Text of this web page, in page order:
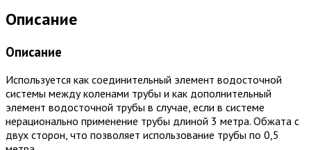
Описание
Описание
Используется как соединительный элемент водосточной
системы между коленами трубы и как дополнительный
элемент водосточной трубы в случае, если в системе
нерационально применение трубы длиной 3 метра. Обжата с
двух сторон, что позволяет использование трубы по 0,5